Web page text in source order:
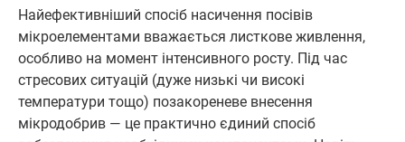
Найефективніший спосіб насичення посівів
мікроелементами вважається листкове живлення,
особливо на момент інтенсивного росту. Під час
стресових ситуацій (дуже низькі чи високі
температури тощо) позакореневе внесення
мікродобрив — це практично єдиний спосіб